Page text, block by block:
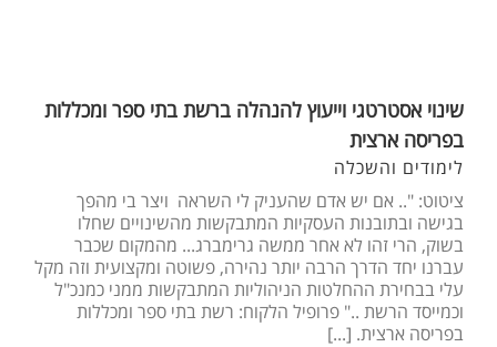
שינוי אסטרטגי וייעוץ להנהלה ברשת בתי ספר ומכללות
בפריסה ארצית
לימודים והשכלה
ציטוט: ".. אם יש אדם שהעניק לי השראה ויצר בי מהפך
בגישה ובתובנות העסקיות המתבקשות מהשינויים שחלו
בשוק, הרי זהו לא אחר ממשה גרימברג... מהמקום שכבר
עברנו יחד הדרך הרבה יותר נהירה, פשוטה ומקצועית וזה מקל
עלי בבחירת ההחלטות הניהוליות המתבקשות ממני כמנכ"ל
וכמייסד הרשת .." פרופיל הלקוח: רשת בתי ספר ומכללות
בפריסה ארצית. [...]